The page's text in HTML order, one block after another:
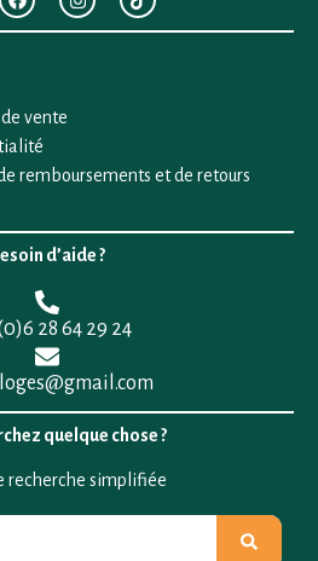
vente
remboursements et de retours
d’aide ?
28 64 29 24
quelque chose ?
recherche simplifiée